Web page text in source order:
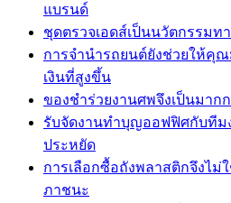
แบรนด์
ชุดตรวจเอดส์เป็นนวัตกรรมท
การจำนำรถยนต์ยังช่วยให้คุ
เงินที่สูงขึ้น
ของชำร่วยงานศพจึงเป็นมาก
รับจัดงานทำบุญออฟฟิศกับทีม
ประหยัด
การเลือกซื้อถังพลาสติกจึงไม่
ภาชนะ